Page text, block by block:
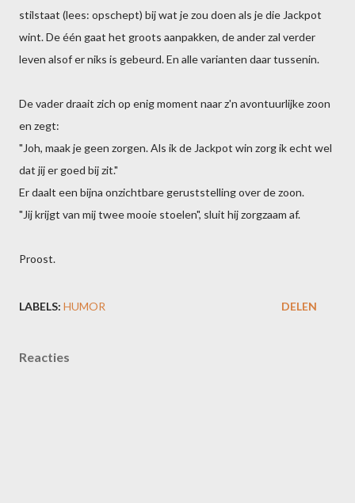
stilstaat (lees: opschept) bij wat je zou doen als je die Jackpot
wint. De één gaat het groots aanpakken, de ander zal verder
leven alsof er niks is gebeurd. En alle varianten daar tussenin.
De vader draait zich op enig moment naar z'n avontuurlijke zoon
en zegt:
"Joh, maak je geen zorgen. Als ik de Jackpot win zorg ik echt wel
dat jij er goed bij zit."
Er daalt een bijna onzichtbare geruststelling over de zoon.
"Jij krijgt van mij twee mooie stoelen", sluit hij zorgzaam af.
Proost.
LABELS: HUMOR DELEN
Reacties